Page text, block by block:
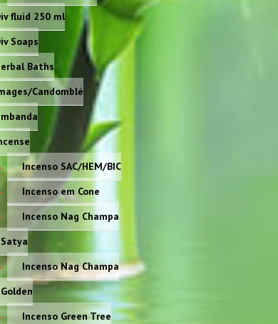
fluid 250 ml
Soaps
Baths
Candomblé
Incenso SAC/HEM/BIC
Incenso em Cone
Incenso Nag Champa
Incenso Nag Champa
Incenso Green Tree